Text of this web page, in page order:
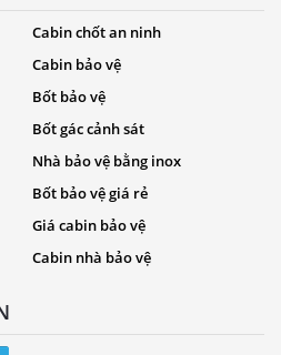
Cabin chốt an ninh
Cabin bảo vệ
Bốt bảo vệ
Bốt gác cảnh sát
Nhà bảo vệ bằng inox
Bốt bảo vệ giá rẻ
Giá cabin bảo vệ
Cabin nhà bảo vệ